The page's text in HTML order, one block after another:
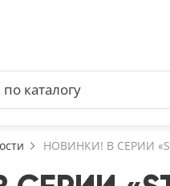
НОВИНКИ! В СЕРИИ